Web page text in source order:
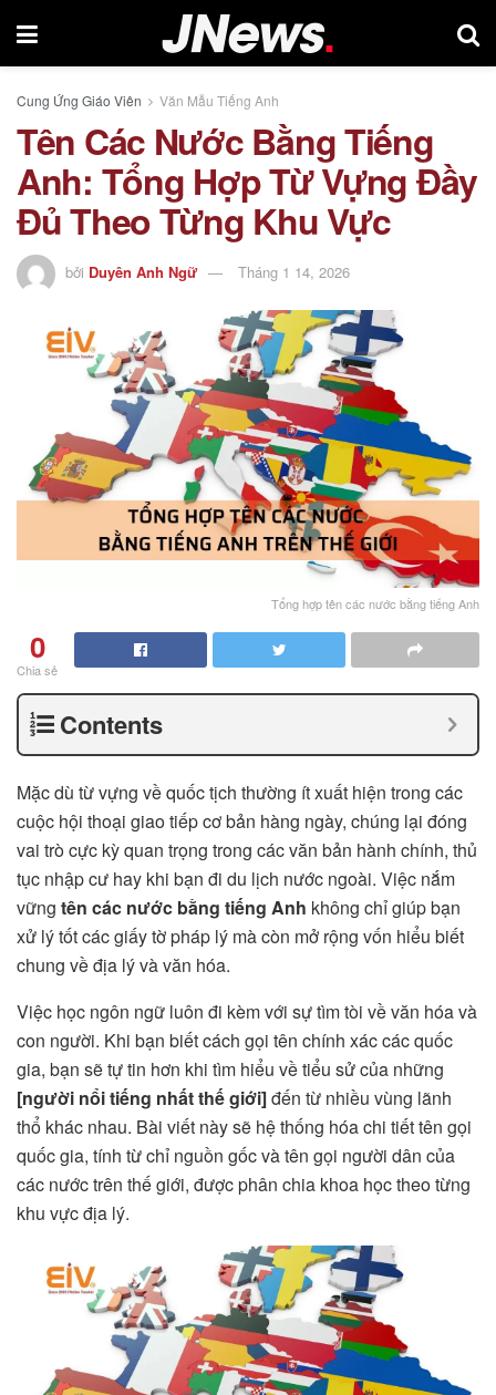
Cung Ứng Giáo Viên Văn Mẫu Tiếng Anh
Tên Các Nước Bằng Tiếng
Anh: Tổng Hợp Từ Vựng Đầy
Đủ Theo Từng Khu Vực
bởi Duyên Anh Ngữ Tháng 1 14, 2026
Tổng hợp tên các nước bằng tiếng Anh
0
Chia sẻ
Contents
Mặc dù từ vựng về quốc tịch thường ít xuất hiện trong các
cuộc hội thoại giao tiếp cơ bản hàng ngày, chúng lại đóng
vai trò cực kỳ quan trọng trong các văn bản hành chính, thủ
tục nhập cư hay khi bạn đi du lịch nước ngoài. Việc nắm
vững tên các nước bằng tiếng Anh không chỉ giúp bạn
xử lý tốt các giấy tờ pháp lý mà còn mở rộng vốn hiểu biết
chung về địa lý và văn hóa.
Việc học ngôn ngữ luôn đi kèm với sự tìm tòi về văn hóa và
con người. Khi bạn biết cách gọi tên chính xác các quốc
gia, bạn sẽ tự tin hơn khi tìm hiểu về tiểu sử của những
[người nổi tiếng nhất thế giới]đến từ nhiều vùng lãnh
thổ khác nhau. Bài viết này sẽ hệ thống hóa chi tiết tên gọi
quốc gia, tính từ chỉ nguồn gốc và tên gọi người dân của
các nước trên thế giới, được phân chia khoa học theo từng
khu vực địa lý.